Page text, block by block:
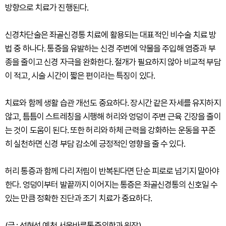
방향으로 치료가 진행된다.
신경차단술은 좌골신경통 치료에 활용되는 대표적인 비수술 치료 방
법 중 하나다. 통증을 유발하는 신경 주변에 약물을 주입해 염증과 부
종을 줄이고 신경 자극을 완화한다. 절개가 필요하지 않아 비교적 부담
이 적고, 시술 시간이 짧은 편이라는 특징이 있다.
치료와 함께 생활 습관 개선도 중요하다. 장시간 같은 자세를 유지하지
않고, 틈틈이 스트레칭을 시행해 허리와 엉덩이 주변 근육 긴장을 줄이
는 것이 도움이 된다. 또한 허리와 하체 근력을 강화하는 운동을 꾸준
히 실천하면 신경 부담 감소에 긍정적인 영향을 줄 수 있다.
허리 통증과 함께 다리 저림이 반복된다면 단순 피로로 넘기지 말아야
한다. 엉덩이부터 발끝까지 이어지는 통증은 좌골신경통의 신호일 수
있는 만큼 정확한 진단과 조기 치료가 중요하다.